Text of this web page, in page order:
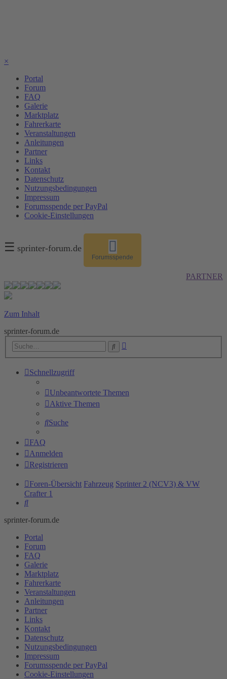
×
Portal
Forum
FAQ
Galerie
Marktplatz
Fahrerkarte
Veranstaltungen
Anleitungen
Partner
Links
Kontakt
Datenschutz
Nutzungsbedingungen
Impressum
Forumsspende per PayPal
Cookie-Einstellungen
☰ sprinter-forum.de
Forumsspende
PARTNER
Zum Inhalt
sprinter-forum.de
Suche
Schnellzugriff
Unbeantwortete Themen
Aktive Themen
Suche
FAQ
Anmelden
Registrieren
Foren-Übersicht Fahrzeug Sprinter 2 (NCV3) & VW
Crafter 1
Suche
sprinter-forum.de
Portal
Forum
FAQ
Galerie
Marktplatz
Fahrerkarte
Veranstaltungen
Anleitungen
Partner
Links
Kontakt
Datenschutz
Nutzungsbedingungen
Impressum
Forumsspende per PayPal
Cookie-Einstellungen